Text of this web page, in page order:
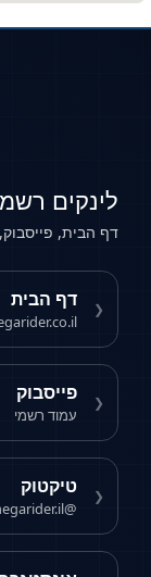
לינקים
דף הבית,
❮ דף הבית
❮ פייסבוק
עמוד רשמי
❮ טיקטוק
@megarider.il